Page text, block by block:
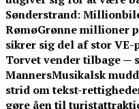
Sønderstrand:
RømøGrønne millioner
sikrer sig del af stor VE-
Torvet vender tilbage —
MannersMusikalsk
strid om tekst-
gøre åen til